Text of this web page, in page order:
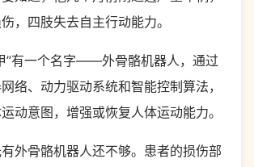
，四肢失去自主行动能力。
一个名字——外骨骼机器人，通过
络、动力驱动系统和智能控制算法，
动意图，增强或恢复人体运动能力。
骨骼机器人还不够。患者的损伤部